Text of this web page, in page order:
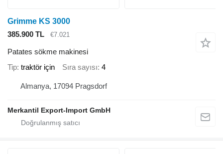
Grimme KS 3000
385.900 TL
€7.021
Patates sökme makinesi
Tip traktör için Sıra sayısı 4
Almanya, 17094 Pragsdorf
Merkantil Export-Import GmbH